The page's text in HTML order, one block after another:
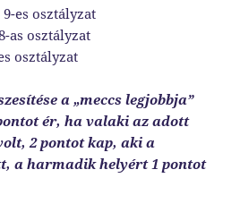
es osztályzat
as osztályzat
osztályzat
a „meccs legjobbja”
ér, ha valaki az adott
2 pontot kap, aki a
a harmadik helyért 1 pontot